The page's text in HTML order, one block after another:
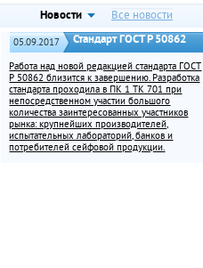
Новости Все новости
05.09.2017 Стандарт ГОСТ Р 50862
Работа над новой редакцией стандарта ГОСТ
Р 50862 близится к завершению. Разработка
стандарта проходила в ПК 1 ТК 701 при
непосредственном участии большого
количества заинтересованных участников
рынка: крупнейших производителей,
испытательных лабораторий, банков и
потребителей сейфовой продукции.